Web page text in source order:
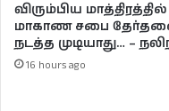
விரும்பிய மாத்திரத்தில்
மாகாண சபை
நடத்த முடியாது… –
16 hours ago